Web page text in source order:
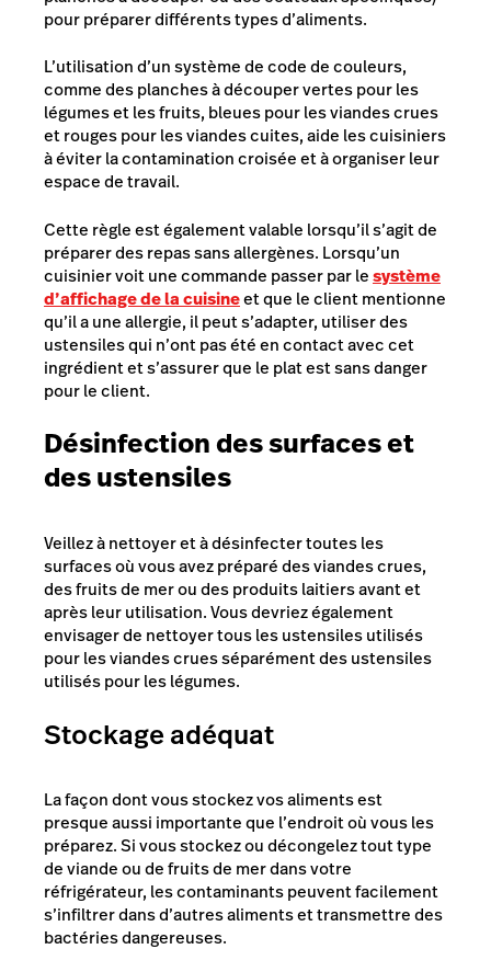
pour préparer différents types d’aliments.
L’utilisation d’un système de code de couleurs,
comme des planches à découper vertes pour les
légumes et les fruits, bleues pour les viandes crues
et rouges pour les viandes cuites, aide les cuisiniers
à éviter la contamination croisée et à organiser leur
espace de travail.
Cette règle est également valable lorsqu’il s’agit de
préparer des repas sans allergènes. Lorsqu’un
cuisinier voit une commande passer par lesystème
d’affichage de la cuisineet que le client mentionne
qu’il a une allergie, il peut s’adapter, utiliser des
ustensiles qui n’ont pas été en contact avec cet
ingrédient et s’assurer que le plat est sans danger
pour le client.
Désinfection des surfaces et
des ustensiles
Veillez à nettoyer et à désinfecter toutes les
surfaces où vous avez préparé des viandes crues,
des fruits de mer ou des produits laitiers avant et
après leur utilisation. Vous devriez également
envisager de nettoyer tous les ustensiles utilisés
pour les viandes crues séparément des ustensiles
utilisés pour les légumes.
Stockage adéquat
La façon dont vous stockez vos aliments est
presque aussi importante que l’endroit où vous les
préparez. Si vous stockez ou décongelez tout type
de viande ou de fruits de mer dans votre
réfrigérateur, les contaminants peuvent facilement
s’infiltrer dans d’autres aliments et transmettre des
bactéries dangereuses.